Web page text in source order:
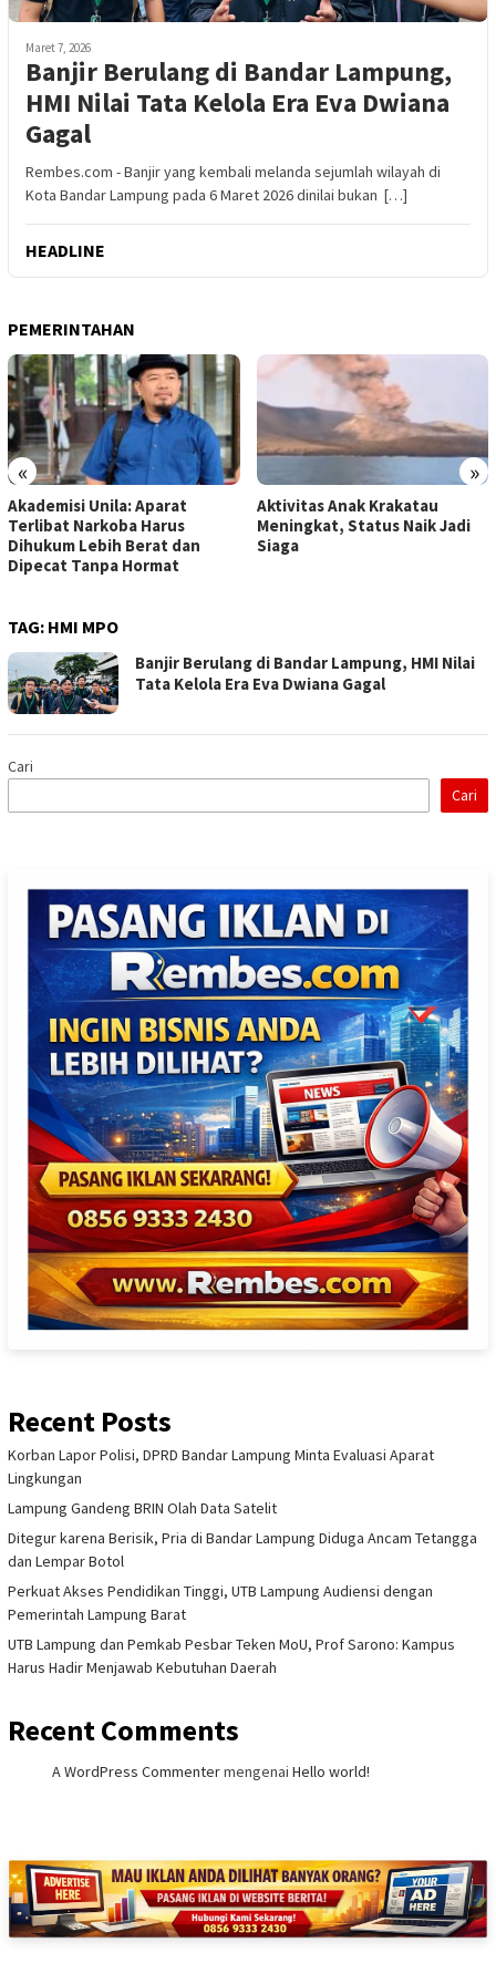
Maret 7, 2026
Banjir Berulang di Bandar Lampung,
HMI Nilai Tata Kelola Era Eva Dwiana
Gagal
Rembes.com - Banjir yang kembali melanda sejumlah wilayah di
Kota Bandar Lampung pada 6 Maret 2026 dinilai bukan […]
HEADLINE
PEMERINTAHAN
« »
Akademisi Unila: Aparat
Terlibat Narkoba Harus
Dihukum Lebih Berat dan
Dipecat Tanpa Hormat
Aktivitas Anak Krakatau
Meningkat, Status Naik Jadi
Siaga
TAG: HMI MPO
Banjir Berulang di Bandar Lampung, HMI Nilai
Tata Kelola Era Eva Dwiana Gagal
Cari
Cari
Recent Posts
Korban Lapor Polisi, DPRD Bandar Lampung Minta Evaluasi Aparat
Lingkungan
Lampung Gandeng BRIN Olah Data Satelit
Ditegur karena Berisik, Pria di Bandar Lampung Diduga Ancam Tetangga
dan Lempar Botol
Perkuat Akses Pendidikan Tinggi, UTB Lampung Audiensi dengan
Pemerintah Lampung Barat
UTB Lampung dan Pemkab Pesbar Teken MoU, Prof Sarono: Kampus
Harus Hadir Menjawab Kebutuhan Daerah
Recent Comments
A WordPress Commentermengenai Hello world!